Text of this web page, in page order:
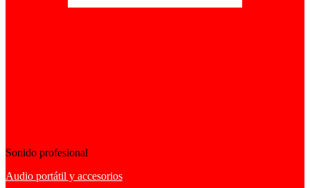
Sonido profesional
Audio portátil y accesorios